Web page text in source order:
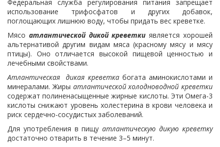
Федеральная служба регулирования питания запрещает
использование трифосфатов и других добавок,
поглощающих лишнюю воду, чтобы придать вес креветке.
Мясо атлантической дикой креветки является хорошей
альтернативой другим видам мяса (красному мясу и мясу
птицы). Оно отличается высокой пищевой ценностью и
лечебными свойствами.
Атлантическая дикая креветкабогата аминокислотами и
минералами. Жиры атлантической холодноводной креветки
содержат полиненасыщенные жирные кислоты. Эти Омега-3
кислоты снижают уровень холестерина в крови человека и
риск сердечно-сосудистых заболеваний.
Для употребления в пищуатлантическую дикую креветку
достаточно отварить в течение 3–5 минут.